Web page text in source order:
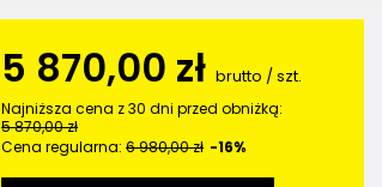
5 870,00 zł brutto /szt.
Najniższa cena z 30 dni przed obniżką:
5 870,00 zł
Cena regularna:6 980,00 zł -16%